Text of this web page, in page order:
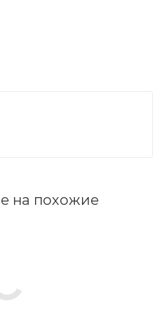
на похожие